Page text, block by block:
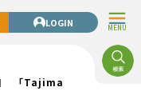
MENU
LOGIN
口 「Tajima